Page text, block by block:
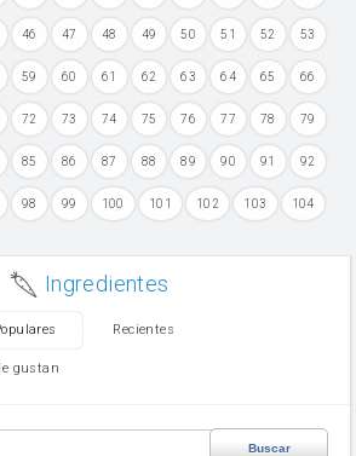
46 47 48 49 50 51 52 53
59 60 61 62 63 64 65 66
72 73 74 75 76 77 78 79
85 86 87 88 89 90 91 92
98 99 100 101 102 103 104
Ingredientes
Recientes
gustan
Buscar